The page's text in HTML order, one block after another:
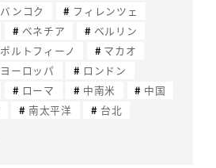
バンコク
フィレンツェ
ベネチア
ベルリン
ポルトフィーノ
マカオ
ヨーロッパ
ロンドン
ローマ 中南米
中国
南太平洋
台北